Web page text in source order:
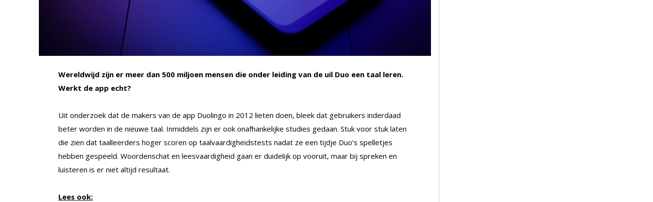
Wereldwijd zijn er meer dan 500 miljoen mensen die onder leiding van de uil Duo een taal leren.
Werkt de app echt?
Uit onderzoek dat de makers van de app Duolingo in 2012 lieten doen, bleek dat gebruikers inderdaad
beter worden in de nieuwe taal. Inmiddels zijn er ook onafhankelijke studies gedaan. Stuk voor stuk laten
die zien dat taalleerders hoger scoren op taalvaardigheidstests nadat ze een tijdje Duo’s spelletjes
hebben gespeeld. Woordenschat en leesvaardigheid gaan er duidelijk op vooruit, maar bij spreken en
luisteren is er niet altijd resultaat.
Lees ook: